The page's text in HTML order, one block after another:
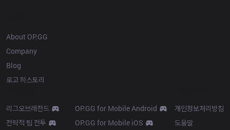
About OP.GG
Company
Blog
로고 히스토리
리그오브레전드
전략적 팀 전투
OP.GG for Mobile Android
OP.GG for Mobile iOS
개인정보처리방침
도움말